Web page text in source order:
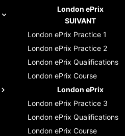
London ePrix
SUIVANT
London ePrix Practice 1
London ePrix Practice 2
London ePrix Qualifications
London ePrix Course
London ePrix
London ePrix Practice 3
London ePrix Qualifications
London ePrix Course